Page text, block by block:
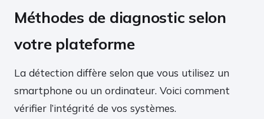
Méthodes de diagnostic selon
votre plateforme
La détection diffère selon que vous utilisez un
smartphone ou un ordinateur. Voici comment
vérifier l’intégrité de vos systèmes.